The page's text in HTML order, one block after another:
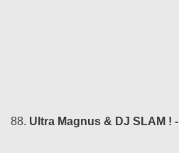
88. Ultra Magnus & DJ SLAM ! -